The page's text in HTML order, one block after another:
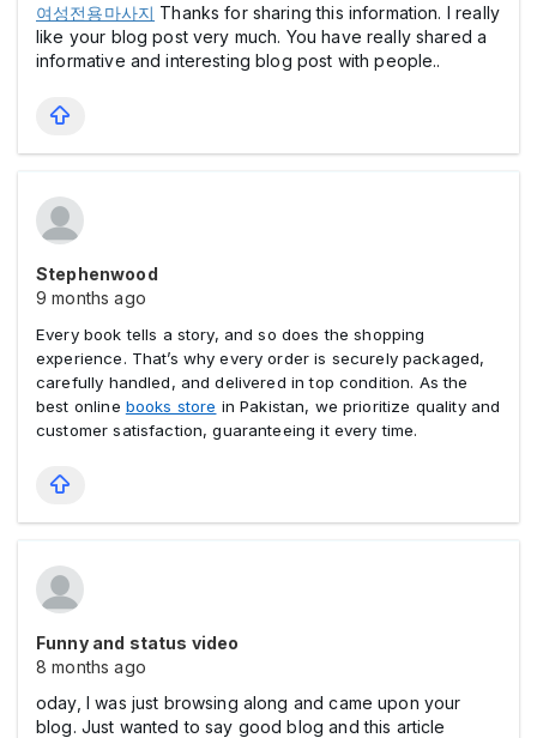
여성전용마사지 Thanks for sharing this information. I really
like your blog post very much. You have really shared a
informative and interesting blog post with people..
Stephenwood
9 months ago
Every book tells a story, and so does the shopping
experience. That’s why every order is securely packaged,
carefully handled, and delivered in top condition. As the
best online books store in Pakistan, we prioritize quality and
customer satisfaction, guaranteeing it every time.
Funny and status video
8 months ago
oday, I was just browsing along and came upon your
blog. Just wanted to say good blog and this article